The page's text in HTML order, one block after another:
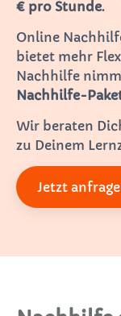
€ pro Stunde.
Online
bietet mehr
Nachhilfe
Nachhilfe-
Wir beraten
zu Deinem
Jetzt